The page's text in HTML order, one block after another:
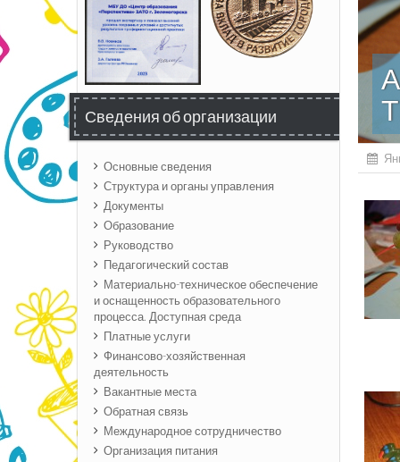
Сведения об организации
Основные сведения
Структура и органы управления
Документы
Образование
Руководство
Педагогический состав
Материально-техническое обеспечение
и оснащенность образовательного
процесса. Доступная среда
Платные услуги
Финансово-хозяйственная
деятельность
Вакантные места
Обратная связь
Международное сотрудничество
Организация питания